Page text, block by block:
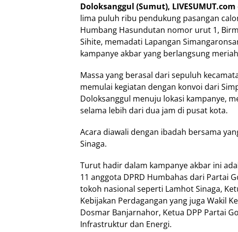
Doloksanggul (Sumut), LIVESUMUT.com
lima puluh ribu pendukung pasangan
Humbang Hasundutan nomor urut 1,
Sihite, memadati Lapangan
kampanye akbar yang berlangsung
Massa yang berasal dari sepuluh
memulai kegiatan dengan konvoi dari
Doloksanggul menuju lokasi kampanye,
selama lebih dari dua jam di pusat kota.
Acara diawali dengan ibadah bersama
Sinaga.
Turut hadir dalam kampanye akbar ini
11 anggota DPRD Humbahas dari Partai
tokoh nasional seperti Lamhot Sinaga,
Kebijakan Perdagangan yang juga Wakil
Dosmar Banjarnahor, Ketua DPP Partai
Infrastruktur dan Energi.